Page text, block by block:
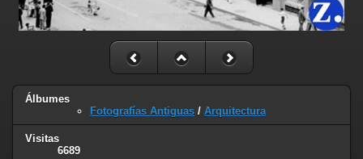
Álbumes
Fotografías Antiguas / Arquitectura
Visitas
6689